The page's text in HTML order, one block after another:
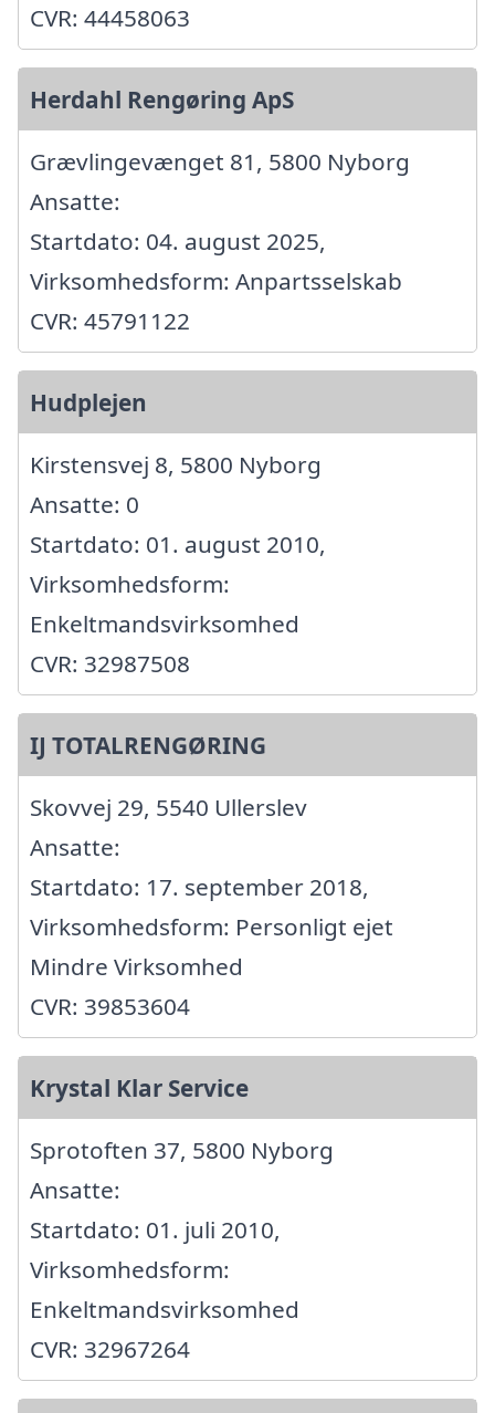
CVR: 44458063
Herdahl Rengøring ApS
Grævlingevænget 81, 5800 Nyborg
Ansatte:
Startdato: 04. august 2025,
Virksomhedsform: Anpartsselskab
CVR: 45791122
Hudplejen
Kirstensvej 8, 5800 Nyborg
Ansatte: 0
Startdato: 01. august 2010,
Virksomhedsform:
Enkeltmandsvirksomhed
CVR: 32987508
IJ TOTALRENGØRING
Skovvej 29, 5540 Ullerslev
Ansatte:
Startdato: 17. september 2018,
Virksomhedsform: Personligt ejet
Mindre Virksomhed
CVR: 39853604
Krystal Klar Service
Sprotoften 37, 5800 Nyborg
Ansatte:
Startdato: 01. juli 2010,
Virksomhedsform:
Enkeltmandsvirksomhed
CVR: 32967264